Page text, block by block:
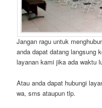
Jangan ragu untuk
anda dapat datang langsung
layanan kami jika ada waktu
Atau anda dapat hubungi
wa, sms ataupun tlp.